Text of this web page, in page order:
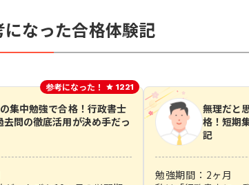
なった合格体験記
参考になった！ 1221
集中勉強で合格！行政書士
去問の徹底活用が決め手だっ
無理だと
格！短期
記
勉強期間： 2ヶ月